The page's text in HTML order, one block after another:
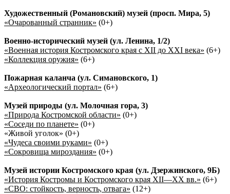
Художественный (Романовский) музей (просп. Мира, 5)
«Очарованный странник» (0+)
Военно-исторический музей (ул. Ленина, 1/2)
«Военная история Костромского края с XII до XXI века» (6+)
«Коллекция оружия» (6+)
Пожарная каланча (ул. Симановского, 1)
«Археологический портал» (6+)
Музей природы (ул. Молочная гора, 3)
«Природа Костромской области» (0+)
«Соседи по планете» (0+)
«Живой уголок» (0+)
«Чудеса своими руками» (0+)
«Сокровища мироздания» (0+)
Музей истории Костромского края (ул. Дзержинского, 9Б)
«История Костромы и Костромского края XII—XX вв.» (6+)
«СВО: стойкость, верность, отвага» (12+)